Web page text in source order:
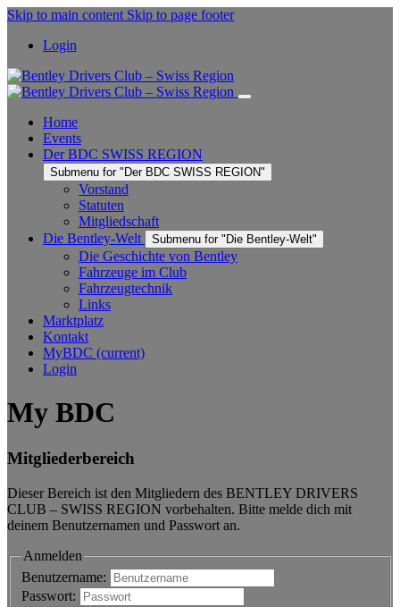
Skip to main content Skip to page footer
Login
Home
Events
Der BDC SWISS REGION
Submenu for "Der BDC SWISS REGION"
Vorstand
Statuten
Mitgliedschaft
Die Bentley-Welt
Submenu for "Die Bentley-Welt"
Die Geschichte von Bentley
Fahrzeuge im Club
Fahrzeugtechnik
Links
Marktplatz
Kontakt
MyBDC (current)
Login
My BDC
Mitgliederbereich
Dieser Bereich ist den Mitgliedern des BENTLEY DRIVERS
CLUB – SWISS REGION vorbehalten. Bitte melde dich mit
deinem Benutzernamen und Passwort an.
Anmelden
Benutzername:
Passwort: